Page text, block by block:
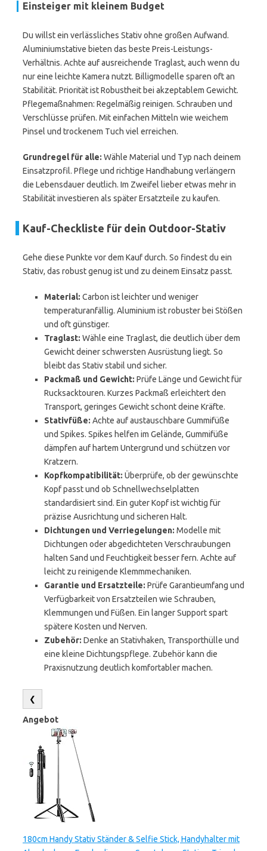
Einsteiger mit kleinem Budget
Du willst ein verlässliches Stativ ohne großen Aufwand.
Aluminiumstative bieten das beste Preis-Leistungs-
Verhältnis. Achte auf ausreichende Traglast, auch wenn du
nur eine leichte Kamera nutzt. Billigmodelle sparen oft an
Stabilität. Priorität ist Robustheit bei akzeptablem Gewicht.
Pflegemaßnahmen: Regelmäßig reinigen. Schrauben und
Verschlüsse prüfen. Mit einfachen Mitteln wie weichem
Pinsel und trockenem Tuch viel erreichen.
Grundregel für alle: Wähle Material und Typ nach deinem
Einsatzprofil. Pflege und richtige Handhabung verlängern
die Lebensdauer deutlich. Im Zweifel lieber etwas mehr in
Stabilität investieren als später Ersatzteile zu kaufen.
Kauf-Checkliste für dein Outdoor-Stativ
Gehe diese Punkte vor dem Kauf durch. So findest du ein
Stativ, das robust genug ist und zu deinem Einsatz passt.
Material: Carbon ist leichter und weniger
temperaturanfällig. Aluminium ist robuster bei Stößen
und oft günstiger.
Traglast: Wähle eine Traglast, die deutlich über dem
Gewicht deiner schwersten Ausrüstung liegt. So
bleibt das Stativ stabil und sicher.
Packmaß und Gewicht: Prüfe Länge und Gewicht für
Rucksacktouren. Kurzes Packmaß erleichtert den
Transport, geringes Gewicht schont deine Kräfte.
Stativfüße: Achte auf austauschbare Gummifüße
und Spikes. Spikes helfen im Gelände, Gummifüße
dämpfen auf hartem Untergrund und schützen vor
Kratzern.
Kopfkompatibilität: Überprüfe, ob der gewünschte
Kopf passt und ob Schnellwechselplatten
standardisiert sind. Ein guter Kopf ist wichtig für
präzise Ausrichtung und sicheren Halt.
Dichtungen und Verriegelungen: Modelle mit
Dichtungen oder abgedichteten Verschraubungen
halten Sand und Feuchtigkeit besser fern. Achte auf
leicht zu reinigende Klemmmechaniken.
Garantie und Ersatzteile: Prüfe Garantieumfang und
Verfügbarkeit von Ersatzteilen wie Schrauben,
Klemmungen und Füßen. Ein langer Support spart
spätere Kosten und Nerven.
Zubehör: Denke an Stativhaken, Transporthülle und
eine kleine Dichtungspflege. Zubehör kann die
Praxisnutzung deutlich komfortabler machen.
❮
Angebot
180cm Handy Stativ Ständer & Selfie Stick, Handyhalter mit